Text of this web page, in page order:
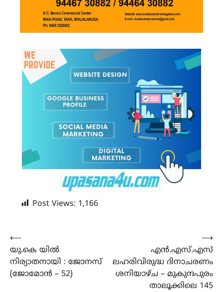
Post Views: 1,166
Post
navigation
⟵
യു.കെ യിൽ
നിര്യാതനായി : ജോനസ്
(ജോമോൻ – 52)
എൻ.എസ്.എസ്
ലഹരിവിരുദ്ധ ദിനാചരണം
ശനിയാഴ്ച – മുകുന്ദപുരം
താലൂക്കിലെ 145
⟶